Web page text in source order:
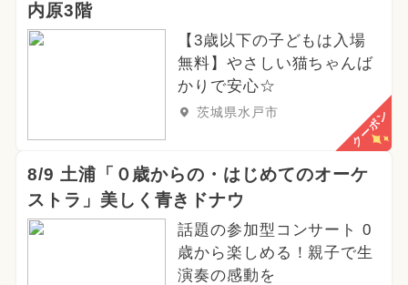
内原3階
【3歳以下の子どもは入場
無料】やさしい猫ちゃんば
かりで安心☆
茨城県水戸市 クーポン
8/9 土浦「０歳からの・はじめてのオーケ
ストラ」美しく青きドナウ
話題の参加型コンサート 0
歳から楽しめる！親子で生
演奏の感動を